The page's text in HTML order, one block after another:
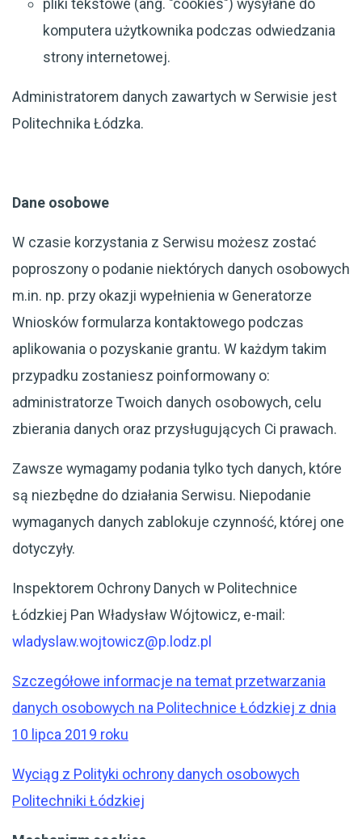
pliki tekstowe (ang. "cookies") wysyłane do
komputera użytkownika podczas odwiedzania
strony internetowej.
Administratorem danych zawartych w Serwisie jest
Politechnika Łódzka.
Dane osobowe
W czasie korzystania z Serwisu możesz zostać
poproszony o podanie niektórych danych osobowych
m.in. np. przy okazji wypełnienia w Generatorze
Wniosków formularza kontaktowego podczas
aplikowania o pozyskanie grantu. W każdym takim
przypadku zostaniesz poinformowany o:
administratorze Twoich danych osobowych, celu
zbierania danych oraz przysługujących Ci prawach.
Zawsze wymagamy podania tylko tych danych, które
są niezbędne do działania Serwisu. Niepodanie
wymaganych danych zablokuje czynność, której one
dotyczyły.
Inspektorem Ochrony Danych w Politechnice
Łódzkiej Pan Władysław Wójtowicz, e-mail:
wladyslaw.wojtowicz@p.lodz.pl
Szczegółowe informacje na temat przetwarzania
danych osobowych na Politechnice Łódzkiej z dnia
10 lipca 2019 roku
Wyciąg z Polityki ochrony danych osobowych
Politechniki Łódzkiej